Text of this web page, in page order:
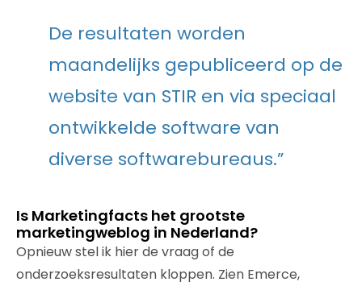
De resultaten worden
maandelijks gepubliceerd op de
website van STIR en via speciaal
ontwikkelde software van
diverse softwarebureaus.”
Is Marketingfacts het grootste
marketingweblog in Nederland?
Opnieuw stel ik hier de vraag of de
onderzoeksresultaten kloppen. Zien Emerce,